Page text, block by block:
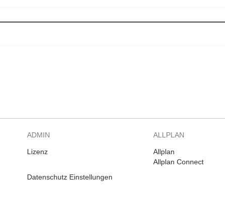
ADMIN
Lizenz
Datenschutz Einstellungen
ALLPLAN
Allplan
Allplan Connect